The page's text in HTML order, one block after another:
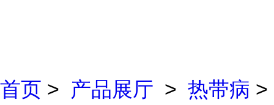
首页 > 产品展厅 > 热带病 >